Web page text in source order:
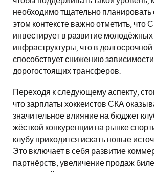
необходимо тщательно планировать
этом контексте важно отметить, что
инвестирует в развитие
инфраструктуры, что в
способствует снижению
дорогостоящих трансферов.
Переходя к следующему аспекту,
что зарплаты хоккеистов СКА
значительное влияние на бюджет
жёсткой конкуренции на рынке
клубу приходится искать новые
Это включает в себя развитие
партнёрств, увеличение продаж